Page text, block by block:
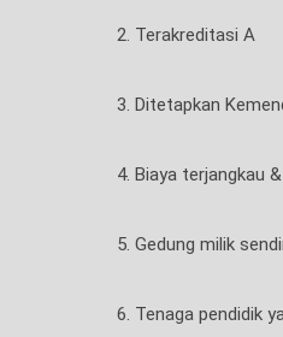
2. Terakreditasi A
3. Ditetapkan
4. Biaya terjangkau
5. Gedung milik
6. Tenaga pendidik